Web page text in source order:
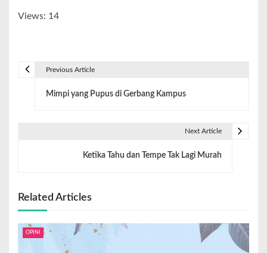
Views: 14
Previous Article
Mimpi yang Pupus di Gerbang Kampus
Next Article
Ketika Tahu dan Tempe Tak Lagi Murah
Related Articles
OPINI